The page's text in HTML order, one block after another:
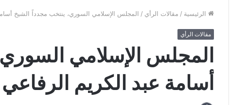
الرئيسية / مقالات الرأي / المجلس الإسلامي السوري، ينتخب مجدداً الشيخ
مقالات الرأي
المجلس الإسلامي
أسامة عبد الكريم